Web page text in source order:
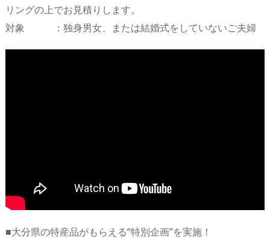
リングの上でお見積りします。
対象 ：独身男女、または結婚式をしていないご夫婦
■大分県の特産品がもらえる“特別企画”を実施！